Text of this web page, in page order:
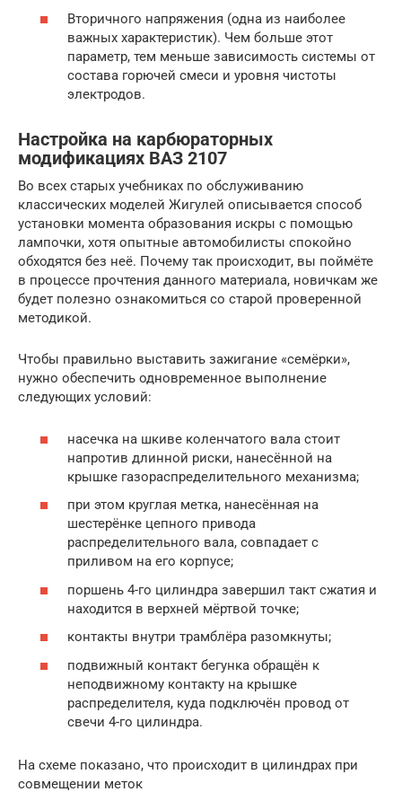
Вторичного напряжения (одна из наиболее
важных характеристик). Чем больше этот
параметр, тем меньше зависимость системы от
состава горючей смеси и уровня чистоты
электродов.
Настройка на карбюраторных
модификациях ВАЗ 2107
Во всех старых учебниках по обслуживанию
классических моделей Жигулей описывается способ
установки момента образования искры с помощью
лампочки, хотя опытные автомобилисты спокойно
обходятся без неё. Почему так происходит, вы поймёте
в процессе прочтения данного материала, новичкам же
будет полезно ознакомиться со старой проверенной
методикой.
Чтобы правильно выставить зажигание «семёрки»,
нужно обеспечить одновременное выполнение
следующих условий:
насечка на шкиве коленчатого вала стоит
напротив длинной риски, нанесённой на
крышке газораспределительного механизма;
при этом круглая метка, нанесённая на
шестерёнке цепного привода
распределительного вала, совпадает с
приливом на его корпусе;
поршень 4-го цилиндра завершил такт сжатия и
находится в верхней мёртвой точке;
контакты внутри трамблёра разомкнуты;
подвижный контакт бегунка обращён к
неподвижному контакту на крышке
распределителя, куда подключён провод от
свечи 4-го цилиндра.
На схеме показано, что происходит в цилиндрах при
совмещении меток